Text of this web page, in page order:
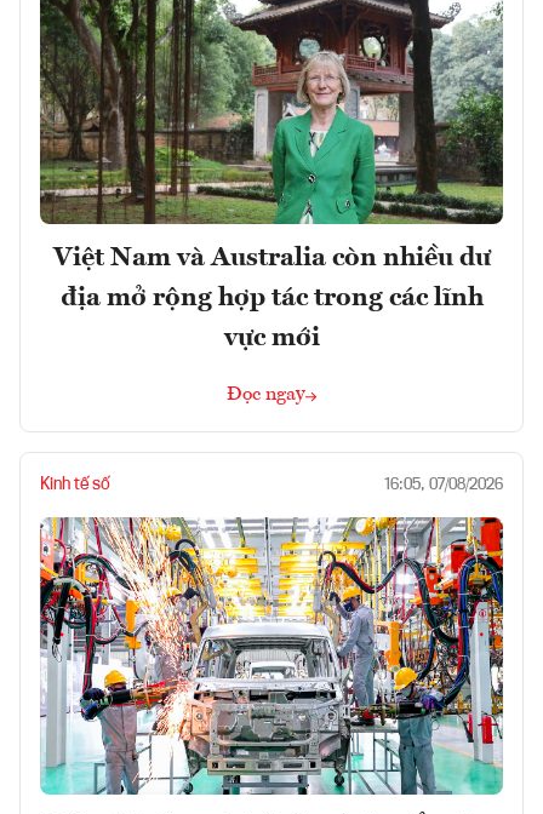
Việt Nam và Australia còn nhiều dư
địa mở rộng hợp tác trong các lĩnh
vực mới
Đọc ngay
Kinh tế số 16:05, 07/08/2026